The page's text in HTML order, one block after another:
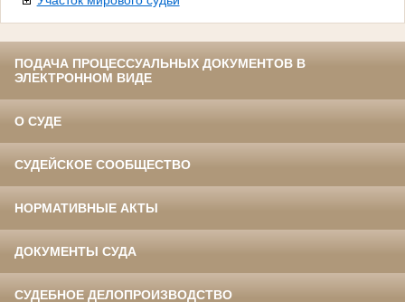
ПОДАЧА ПРОЦЕССУАЛЬНЫХ ДОКУМЕНТОВ В
ЭЛЕКТРОННОМ ВИДЕ
О СУДЕ
СУДЕЙСКОЕ СООБЩЕСТВО
НОРМАТИВНЫЕ АКТЫ
ДОКУМЕНТЫ СУДА
СУДЕБНОЕ ДЕЛОПРОИЗВОДСТВО